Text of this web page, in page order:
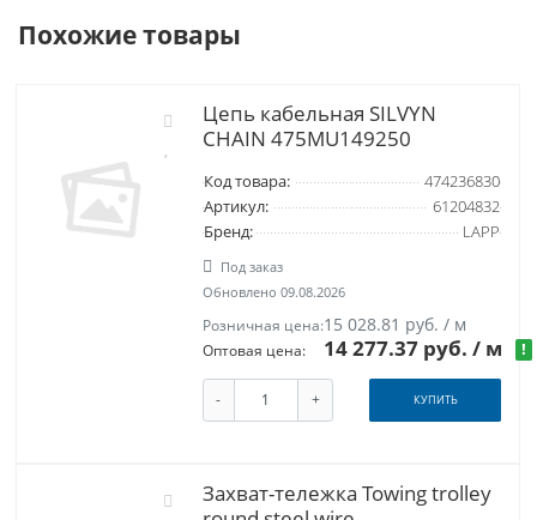
Похожие товары
Цепь кабельная SILVYN
CHAIN 475MU149250
Код товара:
474236830
Артикул:
61204832
Бренд:
LAPP
Под заказ
Обновлено 09.08.2026
Розничная цена:15 028.81 руб. / м
Оптовая цена: 14 277.37 руб./ м !
- + КУПИТЬ
Захват-тележка Towing trolley